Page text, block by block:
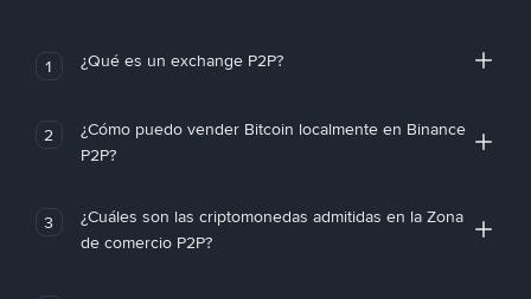
1 ¿Qué es un exchange P2P?
2
¿Cómo puedo vender Bitcoin localmente en Binance
P2P?
3
¿Cuáles son las criptomonedas admitidas en la Zona
de comercio P2P?